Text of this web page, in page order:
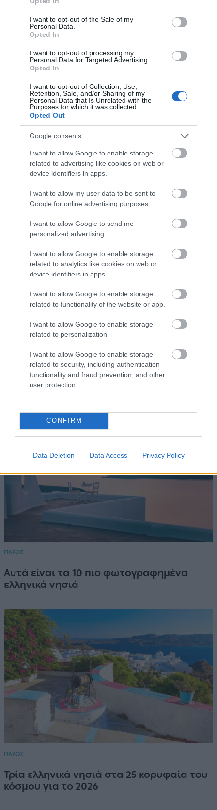
use your data for below specified purposes in below Google
consent section.
I want to opt-out of the Sale of my
Personal Data.
Opted In
I want to opt-out of processing my
Personal Data for Targeted Advertising.
Opted In
I want to opt-out of Collection, Use,
Retention, Sale, and/or Sharing of my
Personal Data that Is Unrelated with the
Purposes for which it was collected.
Opted Out
Google consents
I want to allow Google to enable storage
related to advertising like cookies on web or
device identifiers in apps.
I want to allow my user data to be sent to
Google for online advertising purposes.
I want to allow Google to send me
personalized advertising.
I want to allow Google to enable storage
related to analytics like cookies on web or
device identifiers in apps.
I want to allow Google to enable storage
related to functionality of the website or app.
I want to allow Google to enable storage
related to personalization.
I want to allow Google to enable storage
related to security, including authentication
functionality and fraud prevention, and other
user protection.
CONFIRM
Data Deletion Data Access Privacy Policy
Ψυγείο
Σεσουάρ
Πρωινό
Πάρκινγκ
Έλεγχος Διαθεσιμότητας και Κράτηση
Διαβάστε Επίσης
ΠΑΡΟΣ
Αυτά είναι τα 10 πιο φωτογραφημένα
ελληνικά νησιά
ΠΑΡΟΣ
Τρία ελληνικά νησιά στα 25 κορυφαία του
κόσμου για το 2026